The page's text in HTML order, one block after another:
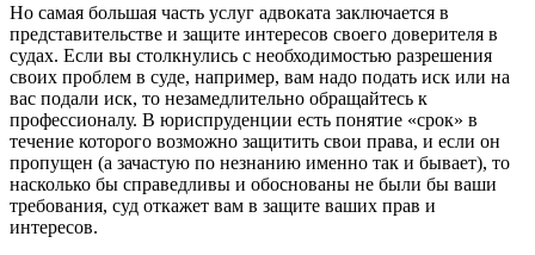
Но самая большая часть услуг адвоката заключается в
представительстве и защите интересов своего доверителя в
судах. Если вы столкнулись с необходимостью разрешения
своих проблем в суде, например, вам надо подать иск или на
вас подали иск, то незамедлительно обращайтесь к
профессионалу. В юриспруденции есть понятие «срок» в
течение которого возможно защитить свои права, и если он
пропущен (а зачастую по незнанию именно так и бывает), то
насколько бы справедливы и обоснованы не были бы ваши
требования, суд откажет вам в защите ваших прав и
интересов.